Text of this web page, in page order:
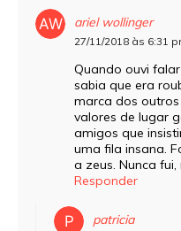
ariel wollinger
27/11/2018 às 6:31
Quando ouvi
sabia que era
marca dos
valores de lugar
amigos que
uma fila insana.
a zeus. Nunca fui,
Responder
patricia